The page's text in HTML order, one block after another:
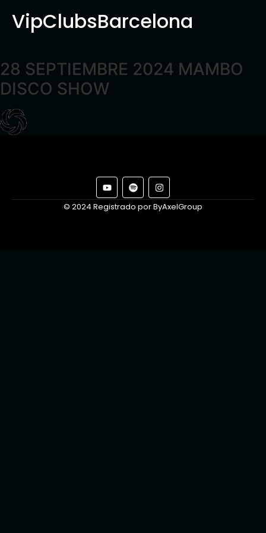
VipClubsBarcelona
28 SEPTIEMBRE 2024 MAMBO
DISCO SHOW
© 2024 Registrado por ByAxelGroup